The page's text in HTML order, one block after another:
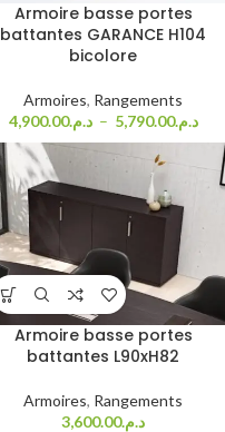
Armoire basse portes
battantes GARANCE H104
bicolore
Armoires, Rangements
د.م.4,900.00 – د.م.5,790.00
Armoire basse portes
battantes L90xH82
Armoires, Rangements
د.م.3,600.00